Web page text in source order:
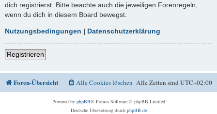
dich registrierst. Bitte beachte auch die jeweiligen Forenregeln,
wenn du dich in diesem Board bewegst.
Nutzungsbedingungen | Datenschutzerklärung
Registrieren
Foren-Übersicht Alle Zeiten sindUTC+02:00
Alle Cookies löschen
Powered by phpBB® Forum Software © phpBB Limited
Deutsche Übersetzung durch phpBB.de